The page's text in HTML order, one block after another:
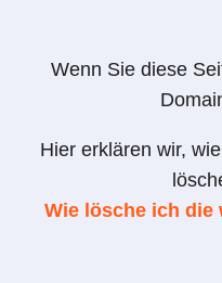
Wenn Sie diese
Hier erklären wir,
Wie lösche ich die